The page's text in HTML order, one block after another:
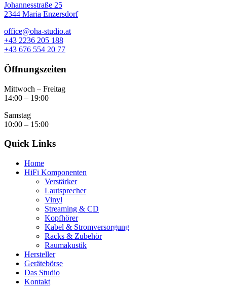
Johannesstraße 25
2344 Maria Enzersdorf
office@oha-studio.at
+43 2236 205 188
+43 676 554 20 77
Öffnungszeiten
Mittwoch – Freitag
14:00 – 19:00
Samstag
10:00 – 15:00
Quick Links
Home
HiFi Komponenten
Verstärker
Lautsprecher
Vinyl
Streaming & CD
Kopfhörer
Kabel & Stromversorgung
Racks & Zubehör
Raumakustik
Hersteller
Gerätebörse
Das Studio
Kontakt